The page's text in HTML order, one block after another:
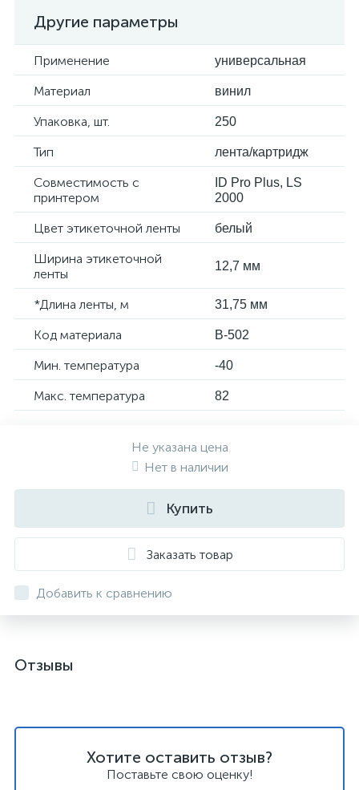
Другие параметры
Применение универсальная
Материал винил
Упаковка, шт. 250
Тип лента/картридж
Совместимость с
принтером
ID Pro Plus, LS
2000
Цвет этикеточной ленты белый
Ширина этикеточной
ленты
12,7 мм
*Длина ленты, м 31,75 мм
Код материала B-502
Мин. температура -40
Макс. температура 82
Не указана цена
Нет в наличии
Купить
Заказать товар
Добавить к сравнению
Отзывы
Хотите оставить отзыв?
Поставьте свою оценку!